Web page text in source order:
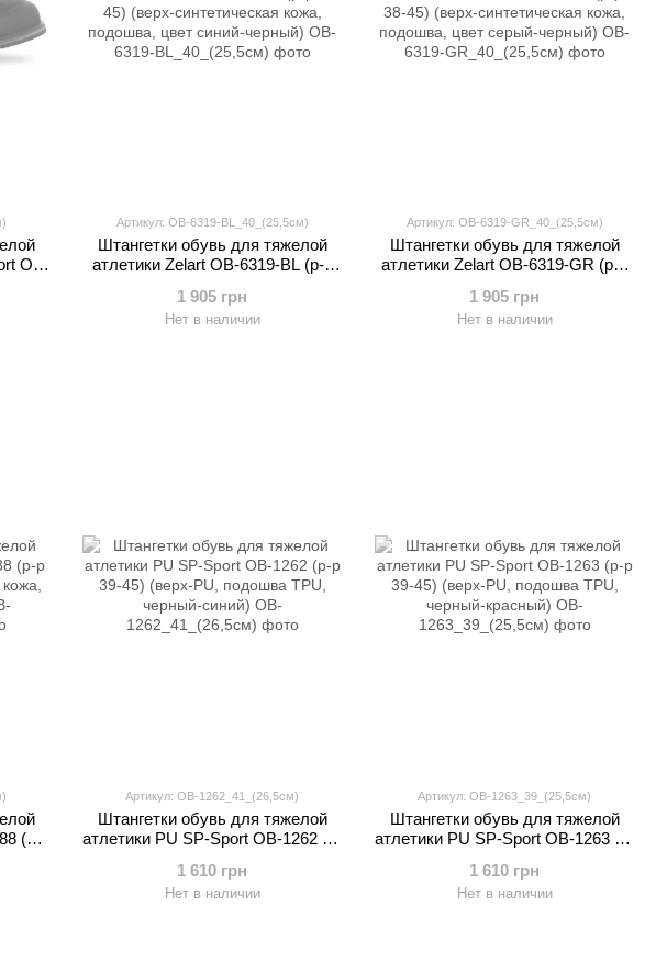
OB-
Артикул: OB-6319-BL_40_(25,5см)
Штангетки обувь для тяжелой
атлетики Zelart OB-6319-BL (р-р
подошва, цвет синий-черный)
1 905 грн
Нет в наличии
Артикул: OB-6319-GR_40_(25,5см)
Штангетки обувь для тяжелой
атлетики Zelart OB-6319-GR (р-р
подошва, цвет серый-черный)
1 905 грн
Нет в наличии
(р-р
Артикул: OB-1262_41_(26,5см)
Штангетки обувь для тяжелой
атлетики PU SP-Sport OB-1262 (р-
черный-синий)
1 610 грн
Нет в наличии
Артикул: OB-1263_39_(25,5см)
Штангетки обувь для тяжелой
атлетики PU SP-Sport OB-1263 (р-
черный-красный)
1 610 грн
Нет в наличии